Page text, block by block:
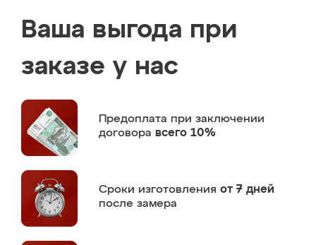
Ваша выгода при
заказе у нас
Предоплата при заключении
договора всего 10%
Сроки изготовления от 7 дней
после замера